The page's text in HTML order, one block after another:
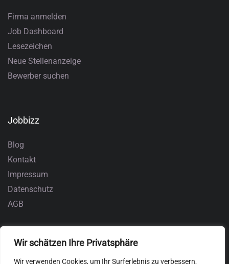
Wir schätzen Ihre Privatsphäre
Wir verwenden Cookies, um Ihr Surferlebnis zu verbessern,
Firma anmelden
Job Dashboard
Lesezeichen
Neue Stellenanzeige
Bewerber suchen
Jobbizz
Blog
Kontakt
Impressum
Datenschutz
AGB